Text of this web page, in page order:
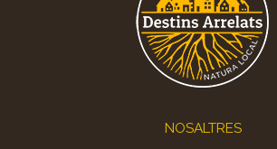
NOSALTRES